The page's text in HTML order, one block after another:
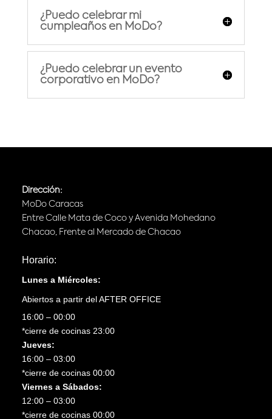
¿Puedo celebrar mi
cumpleaños en MoDo?
¿Puedo celebrar un evento
corporativo en MoDo?
Dirección:
MoDo Caracas
Entre Calle Mata de Coco y Avenida Mohedano
Chacao, Frente al Mercado de Chacao
Horario:
Lunes a Miércoles:
Abiertos a partir del AFTER OFFICE
16:00 – 00:00
*cierre de cocinas 23:00
Jueves:
16:00 – 03:00
*cierre de cocinas 00:00
Viernes a Sábados:
12:00 – 03:00
*cierre de cocinas 00:00